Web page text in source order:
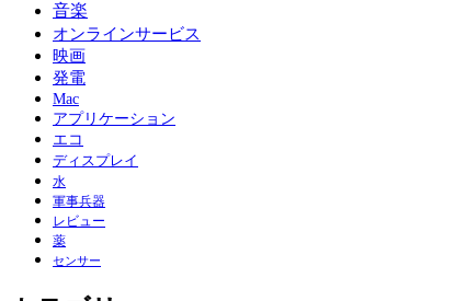
音楽
オンラインサービス
映画
発電
Mac
アプリケーション
エコ
ディスプレイ
水
軍事兵器
レビュー
薬
センサー